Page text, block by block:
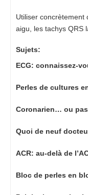
Utiliser concrètement
aigu, les tachys QRS
Sujets:
ECG: connaissez-
Perles de cultures
Coronarien… ou
Quoi de neuf
ACR: au-delà de
Bloc de perles en